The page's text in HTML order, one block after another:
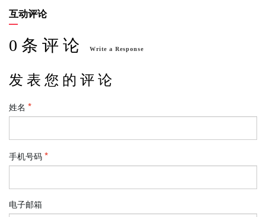
互动评论
0 条 评 论 Write a Response
发 表 您 的 评 论
姓名
手机号码
电子邮箱